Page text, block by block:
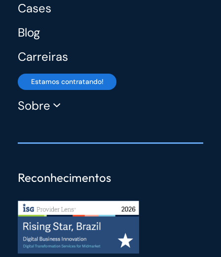
Cases
Blog
Carreiras
Estamos contratando!
Sobre
Reconhecimentos